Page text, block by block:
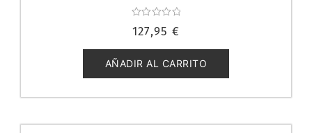
con
de
5
127,95 €
AÑADIR AL CARRITO